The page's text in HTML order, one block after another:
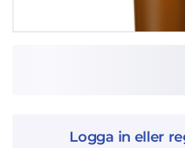
Logga in eller